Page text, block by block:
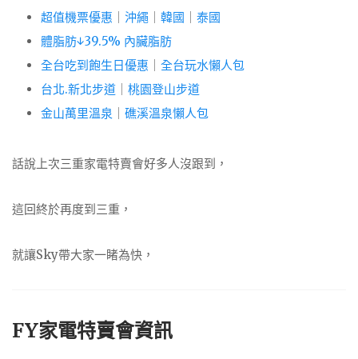
超值機票優惠 沖繩 韓國
泰國
體脂肪↓39.5% 內臟脂肪
全台吃到飽生日優惠
全台玩水懶人包
台北.新北步道
桃園登山步道
金山萬里溫泉
礁溪溫泉懶人包
話說上次三重家電特賣會好多人沒跟到，
這回終於再度到三重，
就讓Sky帶大家一睹為快，
FY家電特賣會資訊